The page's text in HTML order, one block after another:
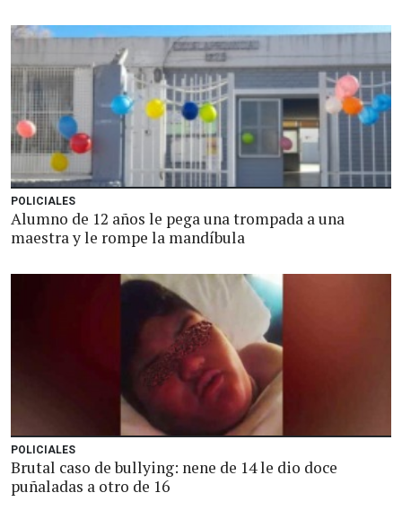
POLICIALES
Alumno de 12 años le pega una trompada a una
maestra y le rompe la mandíbula
POLICIALES
Brutal caso de bullying: nene de 14 le dio doce
puñaladas a otro de 16